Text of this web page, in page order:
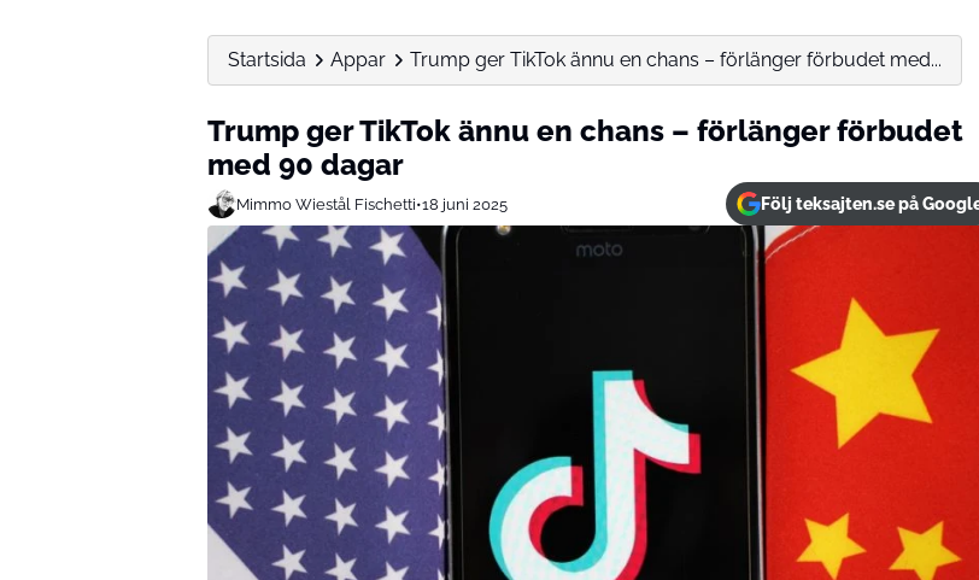
Startsida Appar Trump ger TikTok ännu en chans – förlänger förbudet med...
Trump ger TikTok ännu en chans – förlänger förbudet
med 90 dagar
Mimmo Wiestål Fischetti•18 juni 2025 Följ teksajten.se på